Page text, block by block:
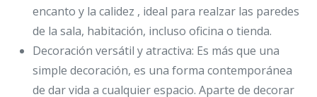
encanto y la calidez , ideal para realzar las paredes
de la sala, habitación, incluso oficina o tienda.
Decoración versátil y atractiva: Es más que una
simple decoración, es una forma contemporánea
de dar vida a cualquier espacio. Aparte de decorar